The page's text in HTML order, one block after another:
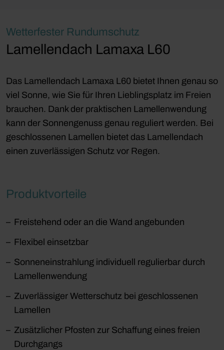
Wetterfester Rundumschutz
Lamellendach Lamaxa L60
Das Lamellendach Lamaxa L60 bietet Ihnen genau so
viel Sonne, wie Sie für Ihren Lieblingsplatz im Freien
brauchen. Dank der praktischen Lamellenwendung
kann der Sonnengenuss genau reguliert werden. Bei
geschlossenen Lamellen bietet das Lamellendach
einen zuverlässigen Schutz vor Regen.
Produktvorteile
Freistehend oder an die Wand angebunden
Flexibel einsetzbar
Sonneneinstrahlung individuell regulierbar durch
Lamellenwendung
Zuverlässiger Wetterschutz bei geschlossenen
Lamellen
Zusätzlicher Pfosten zur Schaffung eines freien
Durchgangs